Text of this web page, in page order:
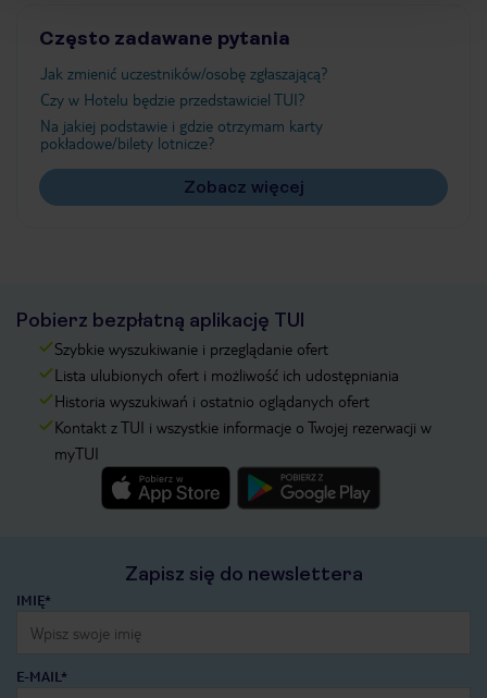
Często zadawane pytania
Jak zmienić uczestników/osobę zgłaszającą?
Czy w Hotelu będzie przedstawiciel TUI?
Na jakiej podstawie i gdzie otrzymam karty
pokładowe/bilety lotnicze?
Zobacz więcej
Pobierz bezpłatną aplikację TUI
Szybkie wyszukiwanie i przeglądanie ofert
Lista ulubionych ofert i możliwość ich udostępniania
Historia wyszukiwań i ostatnio oglądanych ofert
Kontakt z TUI i wszystkie informacje o Twojej rezerwacji w
myTUI
Zapisz się do newslettera
IMIĘ*
E-MAIL*